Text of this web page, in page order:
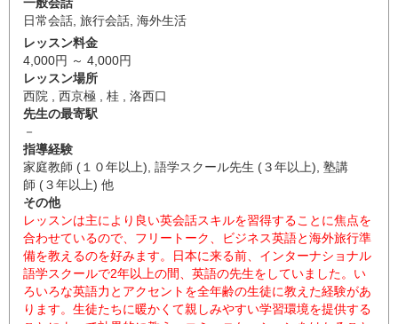
一般会話
日常会話, 旅行会話, 海外生活
レッスン料金
4,000円 ～ 4,000円
レッスン場所
西院 , 西京極 , 桂 , 洛西口
先生の最寄駅
－
指導経験
家庭教師 (１０年以上), 語学スクール先生 (３年以上), 塾講
師 (３年以上) 他
その他
レッスンは主により良い英会話スキルを習得することに焦点を
合わせているので、フリートーク、ビジネス英語と海外旅行準
備を教えるのを好みます。日本に来る前、インターナショナル
語学スクールで2年以上の間、英語の先生をしていました。い
ろいろな英語力とアクセントを全年齢の生徒に教えた経験があ
ります。生徒たちに暖かくて親しみやすい学習環境を提供する